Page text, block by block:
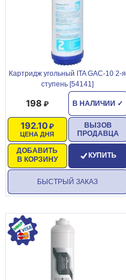
Картридж угольный ITA GAC-10 2-я
ступень [54141]
В НАЛИЧИИ ✓
198
ЦЕНА ДНЯ
192.10
ДОБАВИТЬ
В КОРЗИНУ
ВЫЗОВ
ПРОДАВЦА
КУПИТЬ
БЫСТРЫЙ ЗАКАЗ